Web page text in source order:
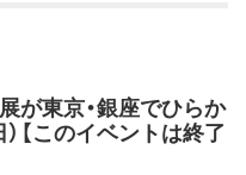
が東京・銀座でひらか
【このイベントは終了